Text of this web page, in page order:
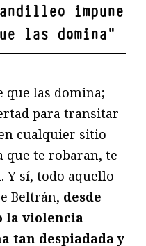
impune
las domina"
las domina;
para transitar
cualquier sitio
que te robaran, te
Y sí, todo aquello
Beltrán, desde
la violencia
tan despiadada y